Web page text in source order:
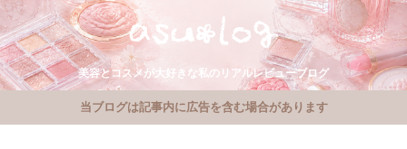
美容とコスメが大好きな私のリアルレビューブログ
当ブログは記事内に広告を含む場合があります